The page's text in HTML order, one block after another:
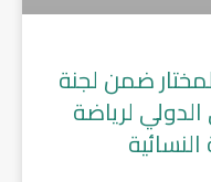
ضمن لجنة
لرياضة